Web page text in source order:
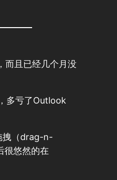
而且已经几个月没
多亏了Outlook
拽（drag-n-
很悠然的在